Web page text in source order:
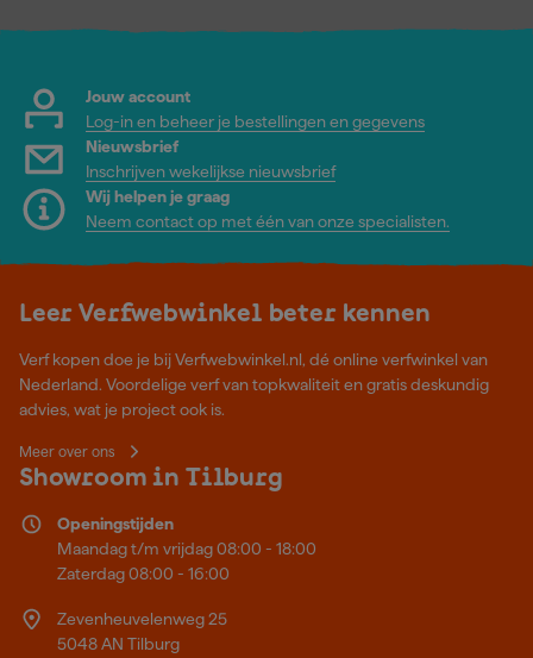
Jouw account
Log-in en beheer je bestellingen en gegevens
Nieuwsbrief
Inschrijven wekelijkse nieuwsbrief
Wij helpen je graag
Neem contact op met één van onze specialisten.
Leer Verfwebwinkel beter kennen
Verf kopen doe je bij Verfwebwinkel.nl, dé online verfwinkel van
Nederland. Voordelige verf van topkwaliteit en gratis deskundig
advies, wat je project ook is.
Meer over ons
Showroom in Tilburg
Openingstijden
Maandag t/m vrijdag 08:00 - 18:00
Zaterdag 08:00 - 16:00
Zevenheuvelenweg 25
5048 AN Tilburg